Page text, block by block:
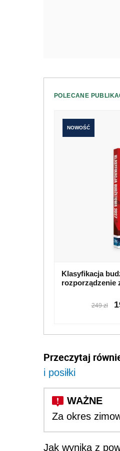
POLECANE
NOWOŚĆ
Klasyfikacja
rozporządzenie
249 zł
Przeczytaj
i posiłki
Za okres
Jak wynika z